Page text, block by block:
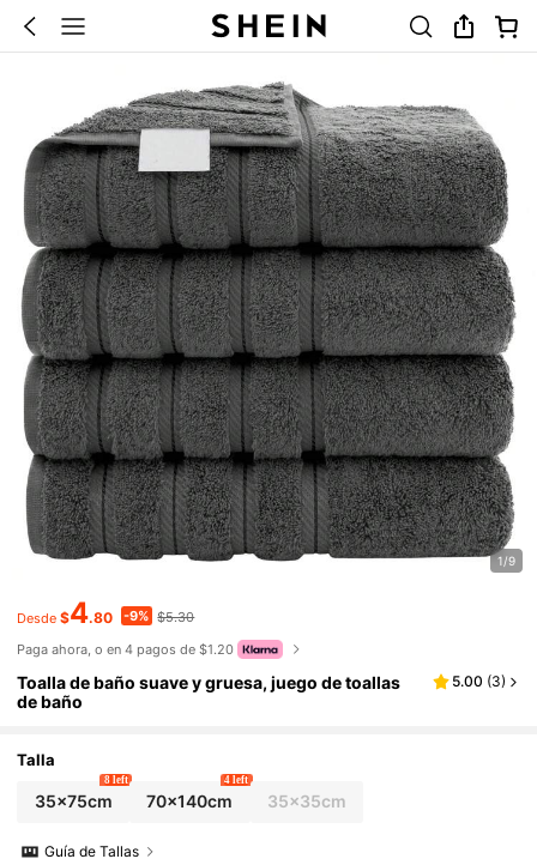
1/9
Desde $4.80 -9% $5.30
Paga ahora, o en 4 pagos de $1.20
Toalla de baño suave y gruesa, juego de toallas
de baño
5.00 (3)
Talla
35x75cm
8 left
70x140cm
4 left
35x35cm
Guía de Tallas